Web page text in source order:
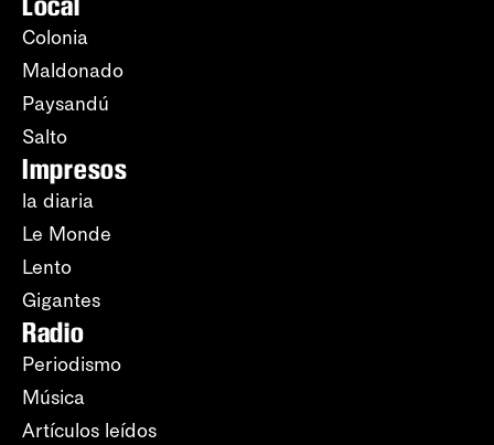
Colonia
Maldonado
Paysandú
Salto
Impresos
la diaria
Le Monde
Lento
Gigantes
Radio
Periodismo
Música
Artículos leídos